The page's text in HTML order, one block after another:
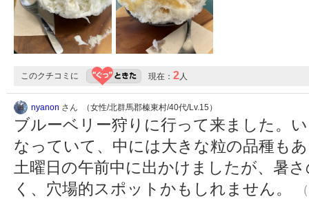
このクチコミに 現在： 2人
nyanon さん （女性/北群馬郡榛東村/40代/Lv.15）
ブルーベリー狩りに行って来ました。
なっていて、中には大きな粒の品種も
土曜日の午前中に出かけましたが、暑
く、穴場的スポットかもしれません。